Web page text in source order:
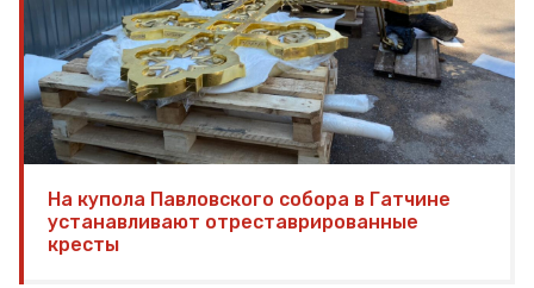
На купола Павловского собора в Гатчине
устанавливают отреставрированные
кресты